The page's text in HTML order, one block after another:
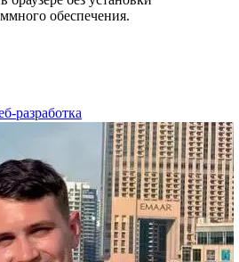
обеспечения.
разработка